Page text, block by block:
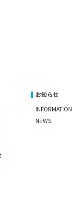
お知らせ
INFORMATION
NEWS